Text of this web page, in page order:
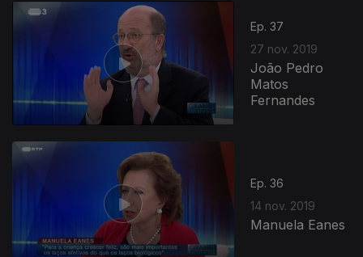
Ep. 37
27 nov. 2019
João Pedro
Matos
Fernandes
Ep. 36
14 nov. 2019
Manuela Eanes